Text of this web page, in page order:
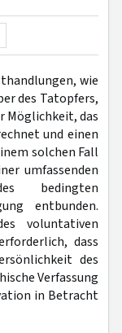
wie
des Tatopfers,
Möglichkeit, das
und einen
solchen Fall
umfassenden
bedingten
entbunden.
voluntativen
dass
des
Verfassung
in Betracht